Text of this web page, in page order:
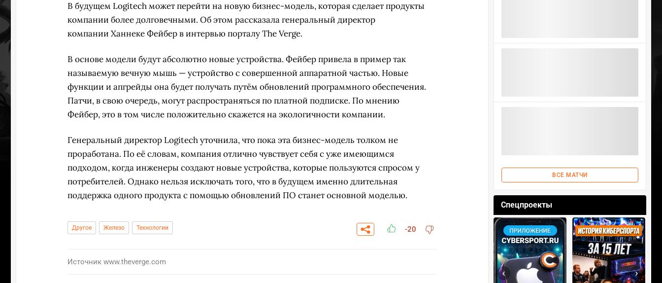
В будущем Logitech может перейти на новую бизнес-модель, которая сделает продукты
компании более долговечными. Об этом рассказала генеральный директор
компании Ханнеке Фейбер в интервью порталу The Verge.
В основе модели будут абсолютно новые устройства. Фейбер привела в пример так
называемую вечную мышь — устройство с совершенной аппаратной частью. Новые
функции и апгрейды она будет получать путём обновлений программного обеспечения.
Патчи, в свою очередь, могут распространяться по платной подписке. По мнению
Фейбер, это в том числе положительно скажется на экологичности компании.
Генеральный директор Logitech уточнила, что пока эта бизнес-модель толком не
проработана. По её словам, компания отлично чувствует себя с уже имеющимся
подходом, когда инженеры создают новые устройства, которые пользуются спросом у
потребителей. Однако нельзя исключать того, что в будущем именно длительная
поддержка одного продукта с помощью обновлений ПО станет основной моделью.
Другое Железо Технологии -20
Источник www.theverge.com
ВСЕ МАТЧИ
Спецпроекты
‹ ›